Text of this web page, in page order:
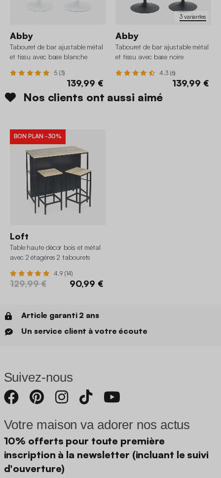
Abby
Tabouret de bar ajustable métal
et tissu avec base blanche
5 (3)
139,99 €
3 variantes
Abby
Tabouret de bar ajustable métal
et tissu avec base noire
4.3 (6)
139,99 €
Nos clients ont aussi aimé
BON PLAN -30%
Loft
Table haute décor bois et métal
avec 2 étagéres 2 tabourets
4.9 (14)
129,99 € 90,99 €
Article garanti 2 ans
Un service client à votre écoute
Suivez-nous
Votre maison va adorer nos actus
10% offerts pour toute première
inscription à la newsletter (incluant le suivi
d'ouverture)